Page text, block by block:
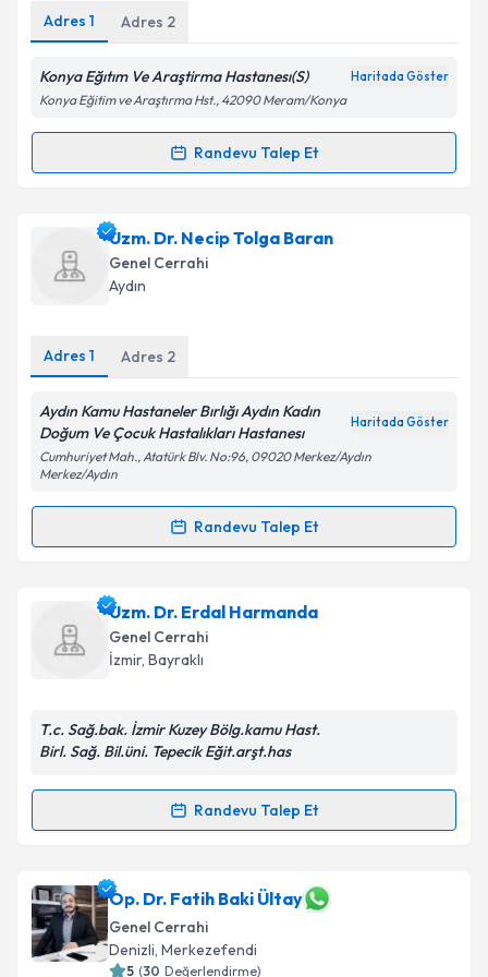
Kişisel verilerimin işlenmesine ilişkin
kapsamda işlenmesini kabul ediyorum.
Adres 1 Adres 2
Konya Eğıtım Ve Araştirma Hastanesı(S) Haritada Göster
Konya Eğitim ve Araştırma Hst., 42090 Meram/Konya
Randevu Talep Et
Randevu Takvimi Talebi
Dr. Barış Sevınçiçin randevu takvimi talebi oluşturun.
Size bu uzmandan randevu almanız için bir takvim
hazırlandığında e-posta ile bilgilendireceğiz.
Kişisel verilerimin işlenmesine ilişkin
Aydınlatma
Metni 'ni okudum ve kişisel verilerimin belirtilen
kapsamda işlenmesini kabul ediyorum.
Takvim Talebini Gönder
Uzm. Dr. Necip Tolga Baran
Genel Cerrahi
Aydın
Adres 1 Adres 2
Aydın Kamu Hastaneler Bırlığı Aydın Kadın
Doğum Ve Çocuk Hastalıkları Hastanesı
Haritada Göster
Cumhuriyet Mah., Atatürk Blv. No:96, 09020 Merkez/Aydın
Merkez/Aydın
Randevu Talep Et
Randevu Takvimi Talebi
Uzm. Dr. Necip Tolga Baraniçin randevu takvimi
talebi oluşturun. Size bu uzmandan randevu almanız
için bir takvim hazırlandığında e-posta ile
bilgilendireceğiz.
E-posta Adresiniz
Kişisel verilerimin işlenmesine ilişkinAydınlatma
Takvim Talebini Gönder
Uzm. Dr. Erdal Harmanda
Genel Cerrahi
İzmir, Bayraklı
T.c. Sağ.bak. İzmir Kuzey Bölg.kamu Hast.
Birl. Sağ. Bil.üni. Tepecik Eğit.arşt.has
Randevu Talep Et
Randevu Takvimi Talebi
Uzm. Dr. Erdal Harmandaiçin randevu takvimi
talebi oluşturun. Size bu uzmandan randevu almanız
için bir takvim hazırlandığında e-posta ile
bilgilendireceğiz.
Op. Dr. Fatih Baki Ültay
Genel Cerrahi
Denizli, Merkezefendi
5 (30 Değerlendirme)